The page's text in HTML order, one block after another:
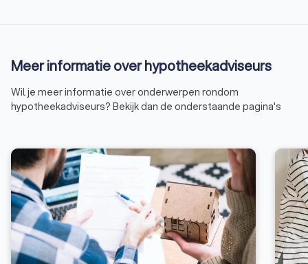
Meer informatie over hypotheekadviseurs
Wil je meer informatie over onderwerpen rondom
hypotheekadviseurs? Bekijk dan de onderstaande pagina's